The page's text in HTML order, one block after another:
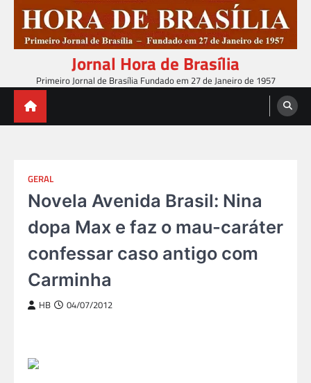
content
Jornal Hora de Brasília
Primeiro Jornal de Brasília Fundado em 27 de Janeiro de 1957
GERAL
Novela Avenida Brasil: Nina
dopa Max e faz o mau-caráter
confessar caso antigo com
Carminha
HB 04/07/2012